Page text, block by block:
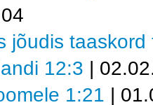
jõudis taaskord
12:3 |
1:21 |